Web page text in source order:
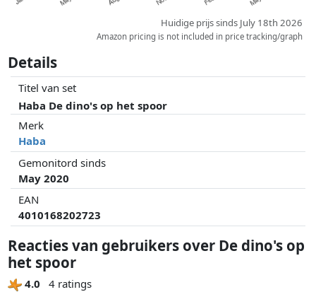
Huidige prijs sinds July 18th 2026
Amazon pricing is not included in price tracking/graph
Details
Titel van set
Haba De dino's op het spoor
Merk
Haba
Gemonitord sinds
May 2020
EAN
4010168202723
Reacties van gebruikers over De dino's op
het spoor
4.0
4 ratings